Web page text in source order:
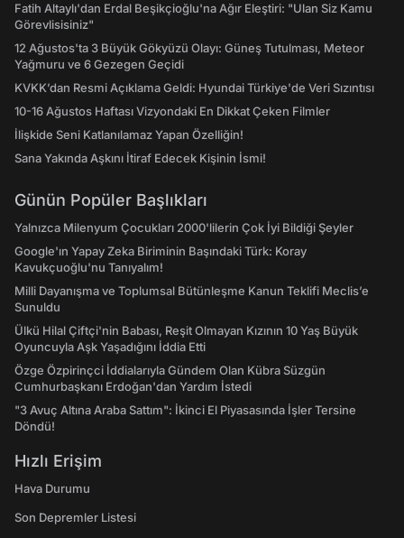
Fatih Altaylı'dan Erdal Beşikçioğlu'na Ağır Eleştiri: "Ulan Siz Kamu
Görevlisisiniz"
12 Ağustos'ta 3 Büyük Gökyüzü Olayı: Güneş Tutulması, Meteor
Yağmuru ve 6 Gezegen Geçidi
KVKK’dan Resmi Açıklama Geldi: Hyundai Türkiye'de Veri Sızıntısı
10-16 Ağustos Haftası Vizyondaki En Dikkat Çeken Filmler
İlişkide Seni Katlanılamaz Yapan Özelliğin!
Sana Yakında Aşkını İtiraf Edecek Kişinin İsmi!
Günün Popüler Başlıkları
Yalnızca Milenyum Çocukları 2000'lilerin Çok İyi Bildiği Şeyler
Google'ın Yapay Zeka Biriminin Başındaki Türk: Koray
Kavukçuoğlu'nu Tanıyalım!
Milli Dayanışma ve Toplumsal Bütünleşme Kanun Teklifi Meclis’e
Sunuldu
Ülkü Hilal Çiftçi'nin Babası, Reşit Olmayan Kızının 10 Yaş Büyük
Oyuncuyla Aşk Yaşadığını İddia Etti
Özge Özpirinçci İddialarıyla Gündem Olan Kübra Süzgün
Cumhurbaşkanı Erdoğan'dan Yardım İstedi
"3 Avuç Altına Araba Sattım": İkinci El Piyasasında İşler Tersine
Döndü!
Hızlı Erişim
Hava Durumu
Son Depremler Listesi